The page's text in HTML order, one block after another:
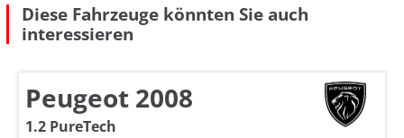
Diese Fahrzeuge könnten Sie auch
interessieren
Peugeot 2008
1.2 PureTech